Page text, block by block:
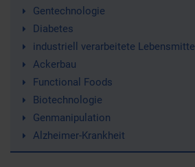
Gentechnologie
Diabetes
industriell verarbeitete Lebensmittel
Ackerbau
Functional Foods
Biotechnologie
Genmanipulation
Alzheimer-Krankheit